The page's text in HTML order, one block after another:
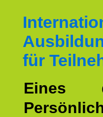
für
Eines